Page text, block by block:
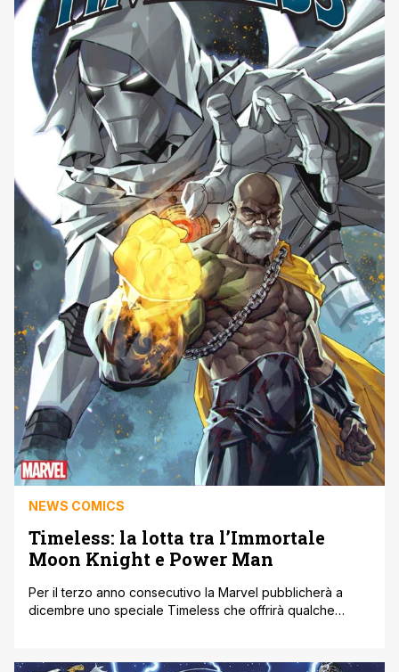
NEWS COMICS
Timeless: la lotta tra l’Immortale
Moon Knight e Power Man
Per il terzo anno consecutivo la Marvel pubblicherà a
dicembre uno speciale Timeless che offrirà qualche
vedremo protagonisti l’Immortale Moon Knight e Power